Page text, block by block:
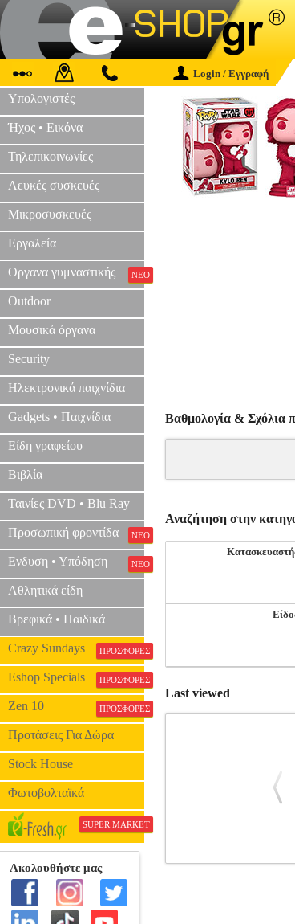
Login / Εγγραφή
Υπολογιστές
Ήχος • Εικόνα
Τηλεπικοινωνίες
Λευκές συσκευές
Μικροσυσκευές
Εργαλεία
Οργανα γυμναστικής ΝΕΟ
Outdoor
Μουσικά όργανα
Security
Ηλεκτρονικά παιχνίδια
Gadgets • Παιχνίδια
Είδη γραφείου
Βιβλία
Ταινίες DVD • Blu Ray
Προσωπική φροντίδα ΝΕΟ
Ενδυση • Υπόδηση ΝΕΟ
Αθλητικά είδη
Βρεφικά • Παιδικά
Crazy Sundays ΠΡΟΣΦΟΡΕΣ
Eshop Specials ΠΡΟΣΦΟΡΕΣ
Zen 10 ΠΡΟΣΦΟΡΕΣ
Προτάσεις Για Δώρα
Stock House
Φωτοβολταϊκά
SUPER MARKET
Βαθμολογία & Σχόλια
Αναζήτηση στην
Last viewed